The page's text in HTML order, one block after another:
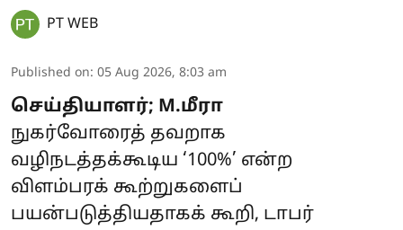
PT WEB
Published on: 05 Aug 2026, 8:03 am
செய்தியாளர்; M.மீரா
நுகர்வோரைத் தவறாக
வழிநடத்தக்கூடிய ‘100%’ என்ற
விளம்பரக் கூற்றுகளைப்
பயன்படுத்தியதாகக் கூறி, டாபர்